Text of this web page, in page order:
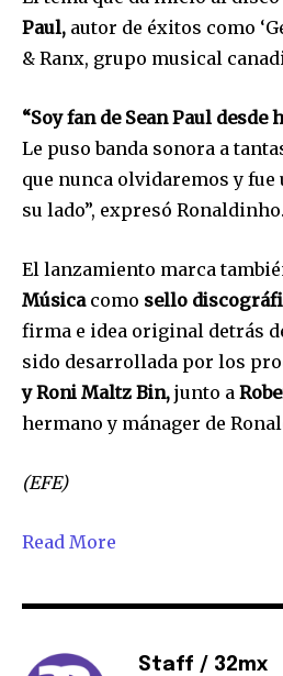
Paul, autor de éxitos como
& Ranx, grupo musical
“Soy fan de Sean Paul desde
Le puso banda sonora a
que nunca olvidaremos y
su lado”, expresó Ronaldinho.
El lanzamiento marca
Músicacomo sello
firma e idea original detrás
sido desarrollada por los
y Roni Maltz Bin, junto a
hermano y mánager de
(EFE)
Read More
Staff / 32mx